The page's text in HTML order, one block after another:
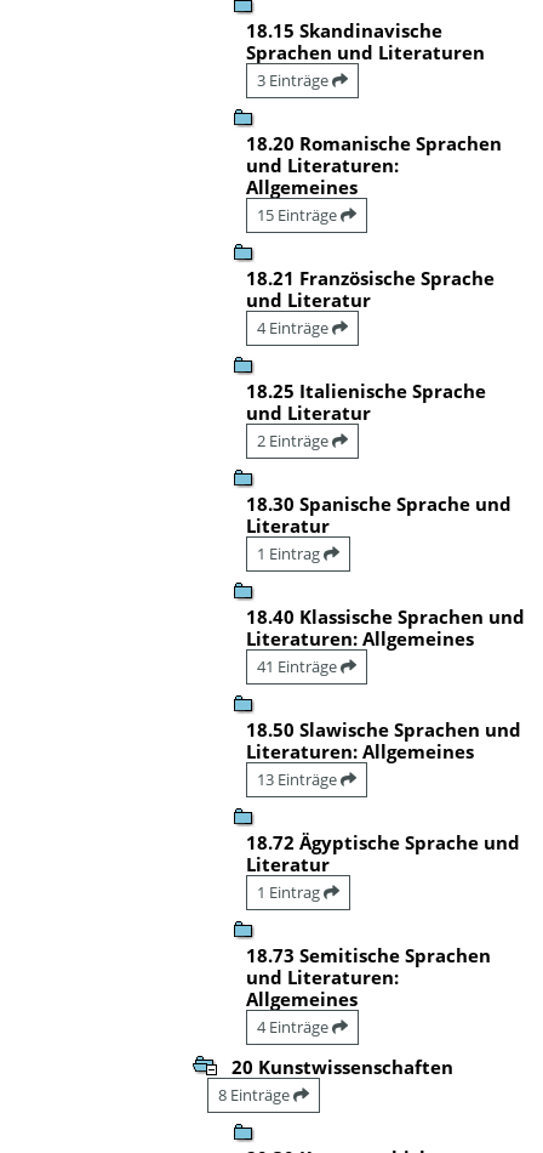
18.15 Skandinavische
Sprachen und Literaturen
3 Einträge
18.20 Romanische Sprachen
und Literaturen:
Allgemeines
15 Einträge
18.21 Französische Sprache
und Literatur
4 Einträge
18.25 Italienische Sprache
und Literatur
2 Einträge
18.30 Spanische Sprache und
Literatur
1 Eintrag
18.40 Klassische Sprachen und
Literaturen: Allgemeines
41 Einträge
18.50 Slawische Sprachen und
Literaturen: Allgemeines
13 Einträge
18.72 Ägyptische Sprache und
Literatur
1 Eintrag
18.73 Semitische Sprachen
und Literaturen:
Allgemeines
4 Einträge
20 Kunstwissenschaften
8 Einträge